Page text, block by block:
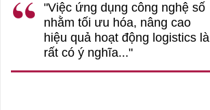
"Việc ứng dụng công nghệ số
nhằm tối ưu hóa, nâng cao
hiệu quả hoạt động logistics là
rất có ý nghĩa..."